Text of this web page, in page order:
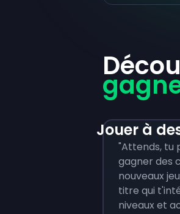
Jouer à
"Attends, tu
gagner des
nouveaux
titre qui
niveaux et